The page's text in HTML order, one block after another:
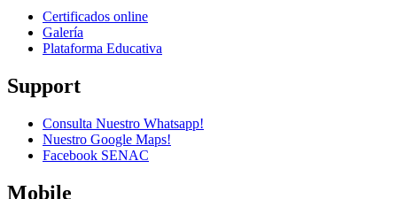
Certificados online
Galería
Plataforma Educativa
Support
Consulta Nuestro Whatsapp!
Nuestro Google Maps!
Facebook SENAC
Mobile